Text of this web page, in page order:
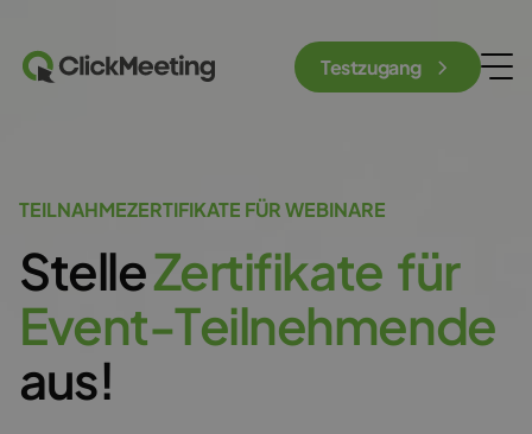
Testzugang
TEILNAHMEZERTIFIKATE FÜR WEBINARE
StelleZertifikate für
Event-Teilnehmende
aus!